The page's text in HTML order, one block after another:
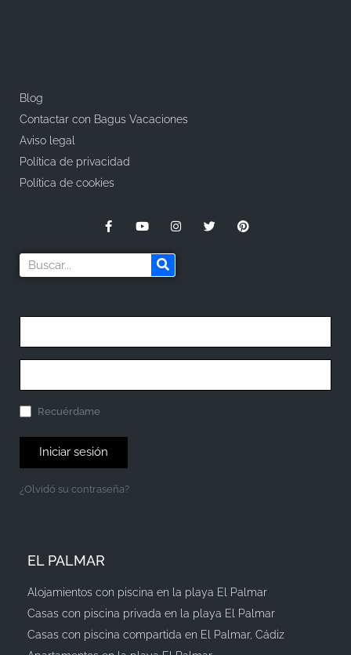
Blog
Contactar con Bagus Vacaciones
Aviso legal
Política de privacidad
Política de cookies
Recuérdame
Iniciar sesión
¿Olvidó su contraseña?
EL PALMAR
Alojamientos con piscina en la playa El Palmar
Casas con piscina privada en la playa El Palmar
Casas con piscina compartida en El Palmar, Cádiz